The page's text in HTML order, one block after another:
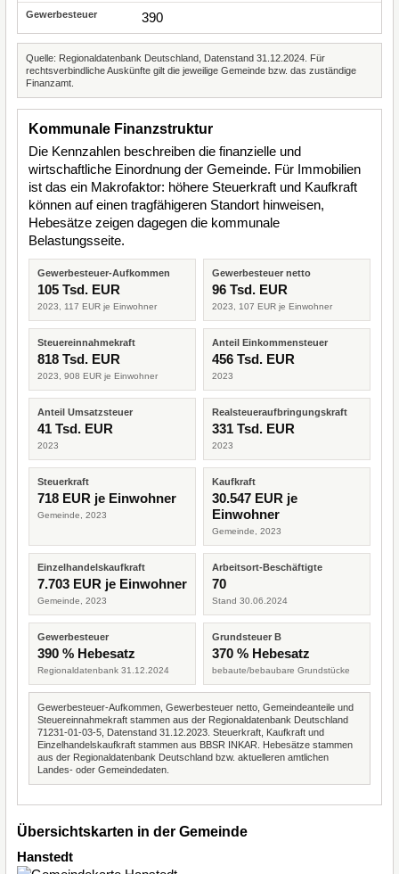
390
Quelle: Regionaldatenbank Deutschland, Datenstand 31.12.2024. Für
rechtsverbindliche Auskünfte gilt die jeweilige Gemeinde bzw. das zuständige
Finanzamt.
Kommunale Finanzstruktur
Die Kennzahlen beschreiben die finanzielle und
wirtschaftliche Einordnung der Gemeinde. Für Immobilien
ist das ein Makrofaktor: höhere Steuerkraft und Kaufkraft
können auf einen tragfähigeren Standort hinweisen,
Hebesätze zeigen dagegen die kommunale
Belastungsseite.
Gewerbesteuer-Aufkommen
105 Tsd. EUR
2023, 117 EUR je Einwohner
Gewerbesteuer netto
96 Tsd. EUR
2023, 107 EUR je Einwohner
Steuereinnahmekraft
818 Tsd. EUR
2023, 908 EUR je Einwohner
Anteil Einkommensteuer
456 Tsd. EUR
2023
Anteil Umsatzsteuer
41 Tsd. EUR
2023
Realsteueraufbringungskraft
331 Tsd. EUR
2023
Steuerkraft
718 EUR je Einwohner
Gemeinde, 2023
Kaufkraft
30.547 EUR je
Einwohner
Gemeinde, 2023
Einzelhandelskaufkraft
7.703 EUR je Einwohner
Gemeinde, 2023
Arbeitsort-Beschäftigte
70
Stand 30.06.2024
Gewerbesteuer
390 % Hebesatz
Regionaldatenbank 31.12.2024
Grundsteuer B
370 % Hebesatz
bebaute/bebaubare Grundstücke
Gewerbesteuer-Aufkommen, Gewerbesteuer netto, Gemeindeanteile und
Steuereinnahmekraft stammen aus der Regionaldatenbank Deutschland
71231-01-03-5, Datenstand 31.12.2023. Steuerkraft, Kaufkraft und
Einzelhandelskaufkraft stammen aus BBSR INKAR. Hebesätze stammen
aus der Regionaldatenbank Deutschland bzw. aktuelleren amtlichen
Landes- oder Gemeindedaten.
Übersichtskarten in der Gemeinde
Hanstedt